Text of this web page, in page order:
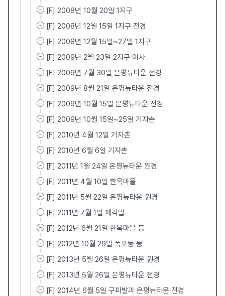
[F] 2008년 10월 20일 1지구
[F] 2008년 12월 15일 1지구 전경
[F] 2008년 12월 15일~27일 1지구
[F] 2009년 2월 23일 2지구 이사
[F] 2009년 7월 30일 은평뉴타운 전경
[F] 2009년 8월 21일 은평뉴타운 전경
[F] 2009년 10월 15일 은평뉴타운 전경
[F] 2009년 10월 15일~25일 기자촌
[F] 2010년 4월 12일 기자촌
[F] 2010년 6월 6일 기자촌
[F] 2011년 1월 24일 은평뉴타운 원경
[F] 2011년 4월 10일 한옥마을
[F] 2011년 5월 22일 은평뉴타운 원경
[F] 2011년 7월 1일 제각말
[F] 2012년 6월 21일 한옥마을 등
[F] 2012년 10월 29일 폭포동 등
[F] 2013년 5월 26일 은평뉴타운 원경
[F] 2013년 5월 26일 은평뉴타운 전경
[F] 2014년 6월 5일 구파발과 은평뉴타운 전경